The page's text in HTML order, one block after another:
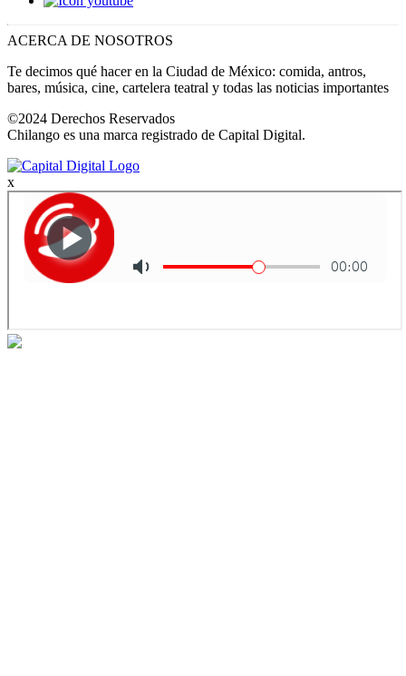
ACERCA DE NOSOTROS
Te decimos qué hacer en la Ciudad de México: comida, antros,
bares, música, cine, cartelera teatral y todas las noticias importantes
©2024 Derechos Reservados
Chilango es una marca registrado de Capital Digital.
x